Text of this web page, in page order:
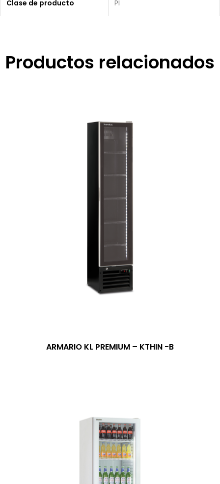
Clase de producto PI
Productos relacionados
ARMARIO KL PREMIUM – KTHIN -B